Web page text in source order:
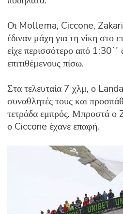
Οι Mollema, Ciccone,
έδιναν μάχη για τη νίκη στο
είχε περισσότερο από 1:30΄΄
επιτιθέμενους πίσω.
Στα τελευταία 7 χλμ, ο
συναθλητές τους και
τετράδα εμπρός. Μπροστά ο
ο Ciccone έχανε επαφή.